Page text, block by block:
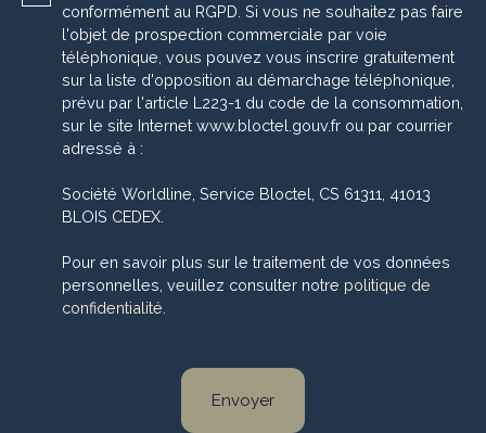
conformément au RGPD. Si vous ne souhaitez pas faire
l'objet de prospection commerciale par voie
téléphonique, vous pouvez vous inscrire gratuitement
sur la liste d'opposition au démarchage téléphonique,
prévu par l'article L223-1 du code de la consommation,
sur le site Internet www.bloctel.gouv.fr ou par courrier
adressé à :
Société Worldline, Service Bloctel, CS 61311, 41013
BLOIS CEDEX.
Pour en savoir plus sur le traitement de vos données
personnelles, veuillez consulter notre politique de
confidentialité
Envoyer